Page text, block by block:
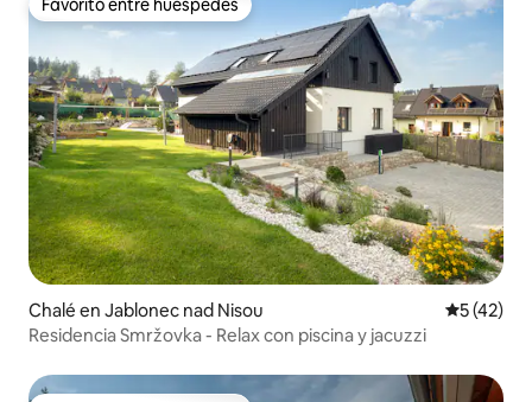
Favorito entre huéspedes
Favorito entre huéspedes
Chalé en Jablonec nad Nisou
5 (42)
Residencia Smržovka - Relax con piscina y jacuzzi